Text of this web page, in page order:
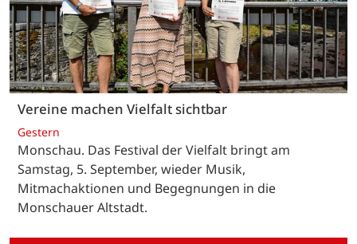
Vereine machen Vielfalt sichtbar
Gestern
Monschau. Das Festival der Vielfalt bringt am
Samstag, 5. September, wieder Musik,
Mitmachaktionen und Begegnungen in die
Monschauer Altstadt.